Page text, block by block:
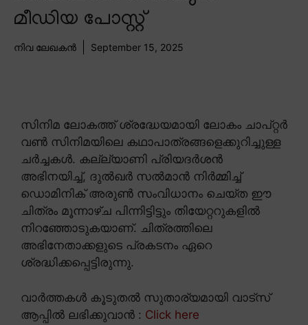
മീഡിയ പോസ്റ്റ്
നിവ ലേഖകൻ September 15, 2025
സിനിമ ലോകത്ത് ശ്രദ്ധേയമായി ലോകം ചാപ്റ്റർ
വൺ സിനിമയിലെ കഥാപാത്രങ്ങളെക്കുറിച്ചുള്ള
ചർച്ചകൾ. കല്ല്യാണി പ്രിയദർശൻ
അഭിനയിച്ച്, ദുൽഖർ സൽമാൻ നിർമ്മിച്ച്
ഡൊമിനിക് അരുൺ സംവിധാനം ചെയ്ത ഈ
ചിത്രം മൂന്നാഴ്ച പിന്നിട്ടിട്ടും തിയേറ്ററുകളിൽ
നിറഞ്ഞോടുകയാണ്. ചിത്രത്തിലെ
അഭിനേതാക്കളുടെ പ്രകടനം ഏറെ
ശ്രദ്ധിക്കപ്പെട്ടിരുന്നു.
വാർത്തകൾ കൂടുതൽ സുതാര്യമായി വാട്സ്
ആപ്പിൽ ലഭിക്കുവാൻ : Click here